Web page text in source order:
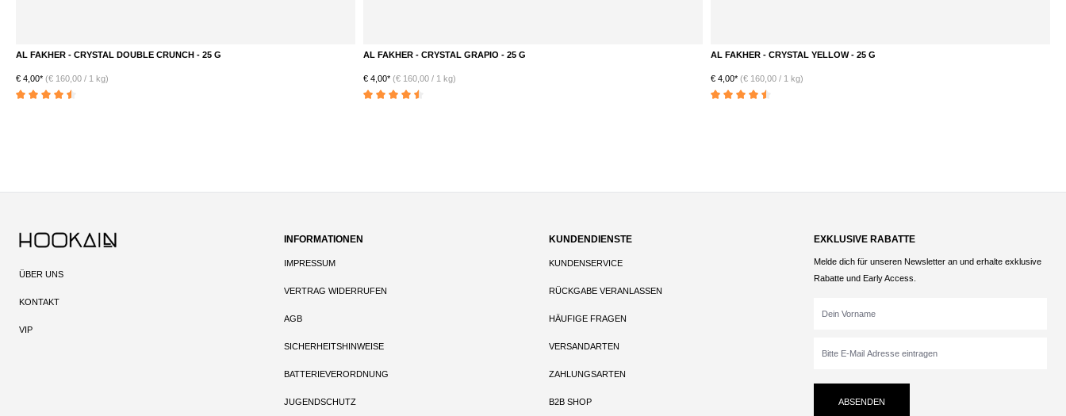
AL FAKHER - CRYSTAL DOUBLE CRUNCH - 25 G
€ 4,00* (€ 160,00 / 1 kg)
DETAILS
AL FAKHER - CRYSTAL GRAPIO - 25 G
€ 4,00* (€ 160,00 / 1 kg)
AL FAKHER - CRYSTAL YELLOW - 25 G
€ 4,00* (€ 160,00 / 1 kg)
DETAILS
ÜBER UNS
KONTAKT
VIP
INFORMATIONEN
IMPRESSUM
VERTRAG WIDERRUFEN
AGB
SICHERHEITSHINWEISE
BATTERIEVERORDNUNG
JUGENDSCHUTZ
KUNDENDIENSTE
KUNDENSERVICE
RÜCKGABE VERANLASSEN
HÄUFIGE FRAGEN
VERSANDARTEN
ZAHLUNGSARTEN
B2B SHOP
EXKLUSIVE RABATTE
Melde dich für unseren Newsletter an und erhalte exklusive
Rabatte und Early Access.
ABSENDEN